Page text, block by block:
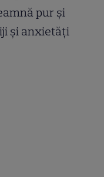
pur și
și anxietăți